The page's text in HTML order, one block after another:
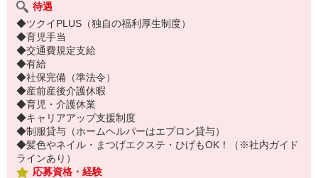
待遇
◆ツクイPLUS（独自の福利厚生制度）
◆育児手当
◆交通費規定支給
◆有給
◆社保完備（準法令）
◆産前産後介護休暇
◆育児・介護休業
◆キャリアアップ支援制度
◆制服貸与（ホームヘルパーはエプロン貸与）
◆髪色やネイル・まつげエクステ・ひげもOK！（※社内ガイド
ラインあり）
応募資格・経験